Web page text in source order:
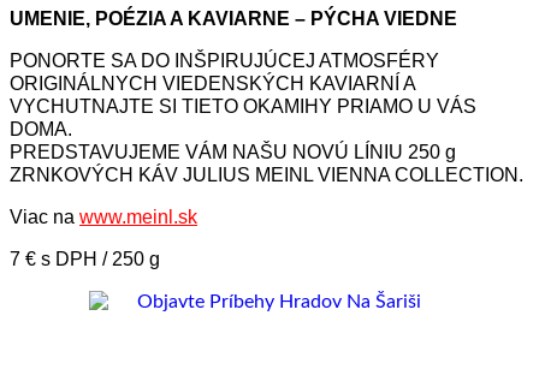
UMENIE, POÉZIA A KAVIARNE – PÝCHA VIEDNE
PONORTE SA DO INŠPIRUJÚCEJ ATMOSFÉRY
ORIGINÁLNYCH VIEDENSKÝCH KAVIARNÍ A
VYCHUTNAJTE SI TIETO OKAMIHY PRIAMO U VÁS
DOMA.
PREDSTAVUJEME VÁM NAŠU NOVÚ LÍNIU 250 g
ZRNKOVÝCH KÁV JULIUS MEINL VIENNA COLLECTION.
Viac na www.meinl.sk
7 € s DPH / 250 g